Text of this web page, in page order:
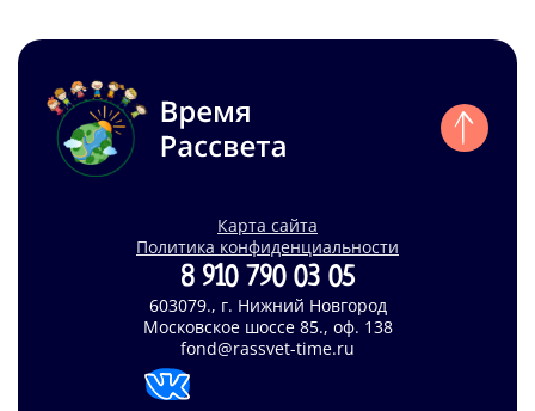
Карта сайта
Политика конфиденциальности
8 910 790 03 05
603079., г. Нижний Новгород
Московское шоссе 85., оф. 138
fond@rassvet-time.ru